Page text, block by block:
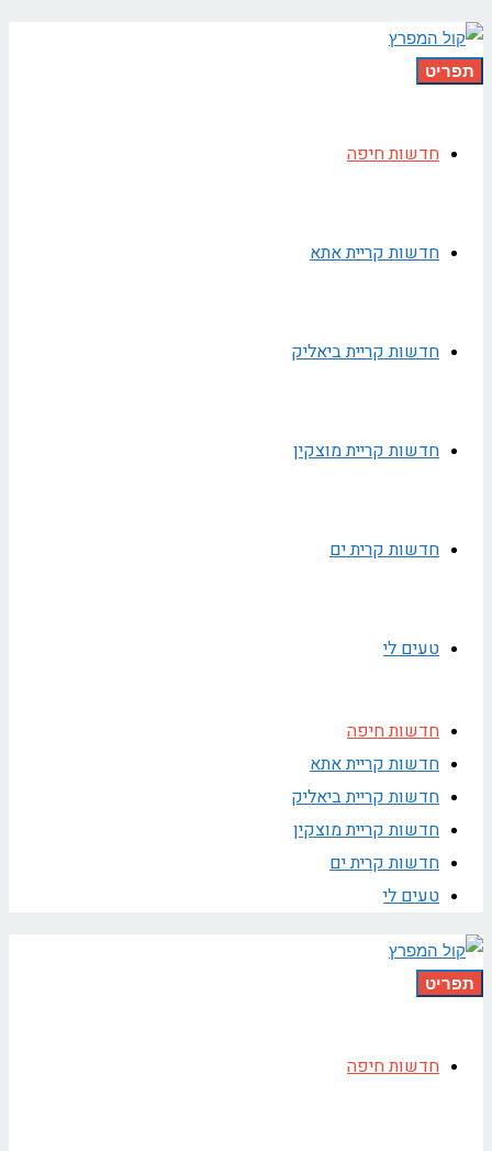
תפריט
חדשות חיפה
חדשות קריית אתא
חדשות קריית ביאליק
חדשות קריית מוצקין
חדשות קרית ים
טעים לי
חדשות חיפה
חדשות קריית אתא
חדשות קריית ביאליק
חדשות קריית מוצקין
חדשות קרית ים
טעים לי
תפריט
חדשות חיפה